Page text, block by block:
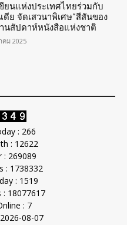
ยนแห่งประเทศไทยร่วมกับ
ดีย จัดเสวนาพิเศษ”สีสันของ
านสัปดาห์หนังสือแห่งชาติ
คม 2025
: 266
: 12622
: 269089
: 1738332
: 1519
: 18077617
: 7
08-07